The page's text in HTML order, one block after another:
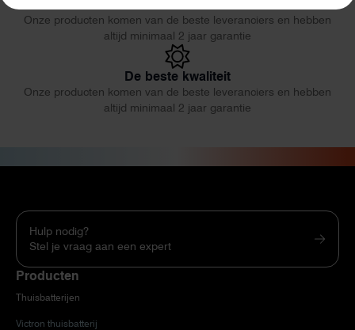
Onze producten komen van de beste leveranciers en hebben
altijd minimaal 2 jaar garantie
De beste kwaliteit
Onze producten komen van de beste leveranciers en hebben
altijd minimaal 2 jaar garantie
Hulp nodig?
Stel je vraag aan een expert
Producten
Thuisbatterijen
Victron thuisbatterij